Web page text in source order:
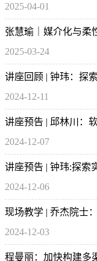
2025-04-01
张慧瑜｜媒介化与柔
2025-03-24
讲座回顾 | 钟玮：探
叉视角
2024-12-11
讲座预告 | 邱林川：
今生
2024-12-07
讲座预告 | 钟玮:探索
角
2024-12-06
现场教学 | 乔杰院士
2024-12-03
程曼丽：加快构建多